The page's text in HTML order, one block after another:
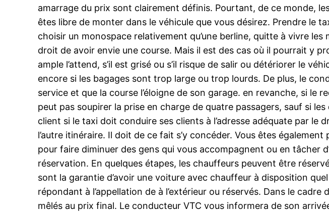
amarrage du prix sont clairement définis. Pourtant, de ce monde,
êtes libre de monter dans le véhicule que vous désirez. Prendre le
choisir un monospace relativement qu’une berline, quitte à vivre
droit de avoir envie une course. Mais il est des cas où il pourrait y
ample l’attend, s’il est grisé ou s’il risque de salir ou détériorer le
encore si les bagages sont trop large ou trop lourds. De plus, le
service et que la course l’éloigne de son garage. en revanche, si le
peut pas soupirer la prise en charge de quatre passagers, sauf si
client si le taxi doit conduire ses clients à l’adresse adéquate par le
l’autre itinéraire. Il doit de ce fait s’y concéder. Vous êtes
pour faire diminuer des gens qui vous accompagnent ou en tâcher
réservation. En quelques étapes, les chauffeurs peuvent être
sont la garantie d’avoir une voiture avec chauffeur à disposition
répondant à l’appellation de à l’extérieur ou réservés. Dans le
mêlés au prix final. Le conducteur VTC vous informera de son